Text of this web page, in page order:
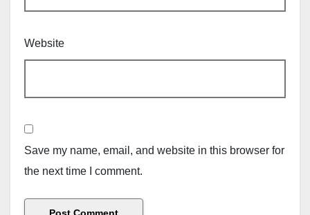
Website
Save my name, email, and website in this browser for
the next time I comment.